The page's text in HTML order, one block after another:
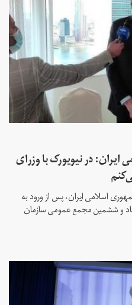
در نیویورک با وزرای
اسلامی ایران، پس از ورود به
و ششمین مجمع عمومی سازمان